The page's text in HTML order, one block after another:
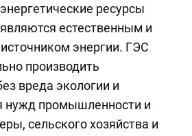
ресурсы
естественным и
энергии. ГЭС
производить
вреда экологии и
нужд промышленности и
сельского хозяйства и